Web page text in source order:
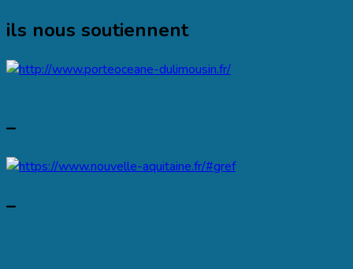
ils nous soutiennent
–
–